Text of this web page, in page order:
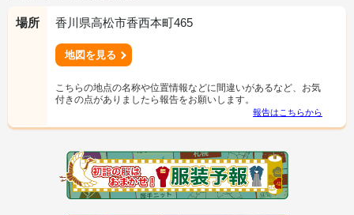
場所 香川県高松市香西本町465
地図を見る
こちらの地点の名称や位置情報などに間違いがあるなど、お気
付きの点がありましたら報告をお願いします。
報告はこちらから